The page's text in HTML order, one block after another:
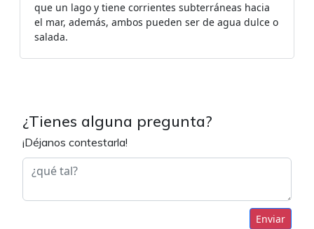
que un lago y tiene corrientes subterráneas hacia
el mar, además, ambos pueden ser de agua dulce o
salada.
¿Tienes alguna pregunta?
¡Déjanos contestarla!
Enviar